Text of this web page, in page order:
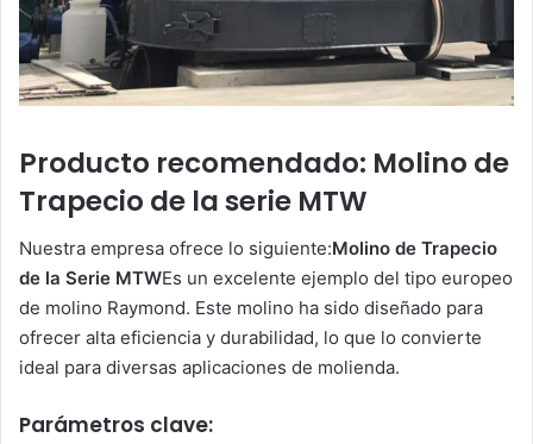
Producto recomendado: Molino de
Trapecio de la serie MTW
Nuestra empresa ofrece lo siguiente:Molino de Trapecio
de la Serie MTWEs un excelente ejemplo del tipo europeo
de molino Raymond. Este molino ha sido diseñado para
ofrecer alta eficiencia y durabilidad, lo que lo convierte
ideal para diversas aplicaciones de molienda.
Parámetros clave: